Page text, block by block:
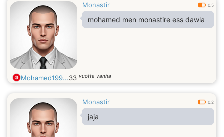
Monastir 0.5
mohamed men monastire ess dawla
Mohamed199...33 vuotta vanha
Monastir 0.2
jaja